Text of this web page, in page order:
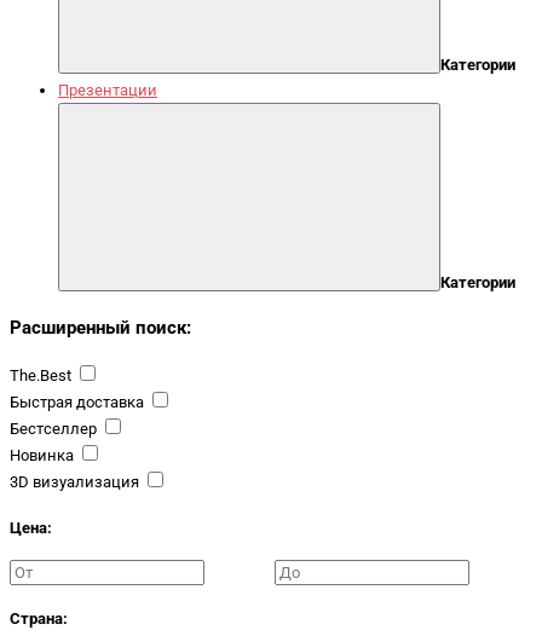
Категории
Презентации
Категории
Расширенный поиск:
The.Best
Быстрая доставка
Бестселлер
Новинка
3D визуализация
Цена:
Страна: